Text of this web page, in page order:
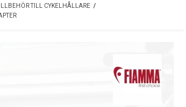
TILL CYKELHÅLLARE /